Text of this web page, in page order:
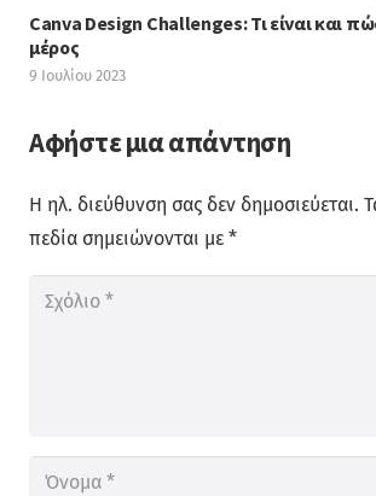
Canva Design Challenges: Τι είναι και
μέρος
9 Ιουλίου 2023
Αφήστε μια απάντηση
Η ηλ. διεύθυνση σας δεν δημοσιεύεται.
πεδία σημειώνονται με *